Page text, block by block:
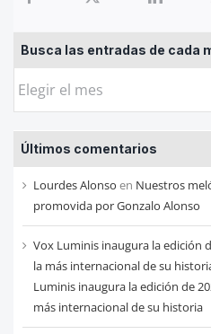
Busca las entradas de cada
Busca
entradas
de
cada
mes
Últimos comentarios
Lourdes Alonso en Nuestros
promovida por Gonzalo Alonso
Vox Luminis inaugura la edición
la más internacional de su
Luminis inaugura la edición de
más internacional de su historia